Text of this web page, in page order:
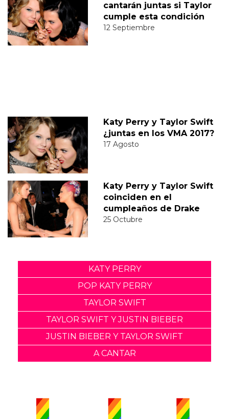
cantarán juntas si Taylor
cumple esta condición
12 Septiembre
Katy Perry y Taylor Swift
¿juntas en los VMA 2017?
17 Agosto
Katy Perry y Taylor Swift
coinciden en el
cumpleaños de Drake
25 Octubre
KATY PERRY
POP KATY PERRY
TAYLOR SWIFT
TAYLOR SWIFT Y JUSTIN BIEBER
JUSTIN BIEBER Y TAYLOR SWIFT
A CANTAR